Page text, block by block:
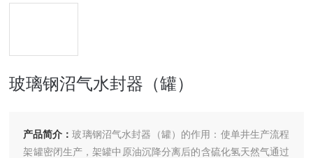
玻璃钢沼气水封器（罐）
产品简介：玻璃钢沼气水封器（罐）的作用：使单井生产流程
架罐密闭生产，架罐中原油沉降分离后的含硫化氢天然气通过